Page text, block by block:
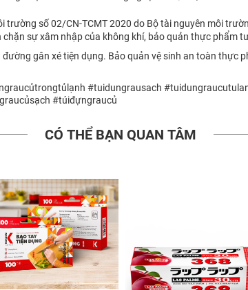
trường số 02/CN-TCMT 2020 do Bộ tài nguyên môi
chặn sự xâm nhập của không khí, bảo quản thực phẩm
đường gân xé tiện dụng. Bảo quản vệ sinh an toàn thực
#tuidungrausach
#túiđựngraucủ
CÓ THỂ BẠN QUAN TÂM